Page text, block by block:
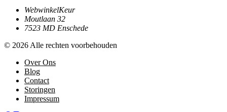
WebwinkelKeur
Moutlaan 32
7523 MD Enschede
© 2026 Alle rechten voorbehouden
Over Ons
Blog
Contact
Storingen
Impressum